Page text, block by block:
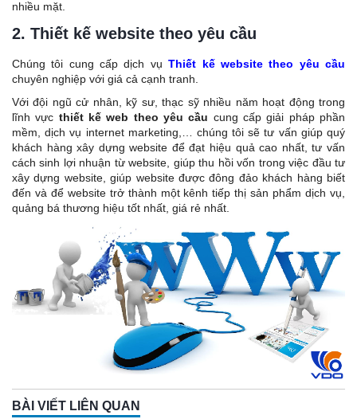
nhiều mặt.
2. Thiết kế website theo yêu cầu
Chúng tôi cung cấp dịch vụThiết kế website theo yêu cầu
chuyên nghiệp với giá cả cạnh tranh.
Với đội ngũ cử nhân, kỹ sư, thạc sỹ nhiều năm hoạt động trong
lĩnh vực thiết kế web theo yêu cầu cung cấp giải pháp phần
mềm, dịch vụ internet marketing,… chúng tôi sẽ tư vấn giúp quý
khách hàng xây dựng website để đạt hiệu quả cao nhất, tư vấn
cách sinh lợi nhuận từ website, giúp thu hồi vốn trong việc đầu tư
xây dựng website, giúp website được đông đảo khách hàng biết
đến và để website trở thành một kênh tiếp thị sản phẩm dịch vụ,
quảng bá thương hiệu tốt nhất, giá rẻ nhất.
BÀI VIẾT LIÊN QUAN